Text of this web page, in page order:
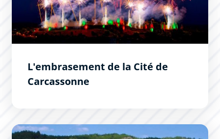
L'embrasement de la Cité de
Carcassonne
Lac de la cavayère